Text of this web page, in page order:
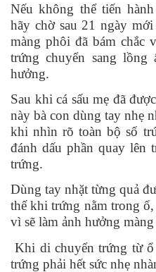
Nếu không thể tiến
hãy chờ sau 21 ngày
màng phôi đã bám chắc
trứng chuyển sang
hưởng.
Sau khi cá sấu mẹ đã
này bà con dùng tay nhẹ
khi nhìn rõ toàn bộ số
đánh dấu phần quay lên
trứng.
Dùng tay nhặt từng quả
thế khi trứng nằm trong
vì sẽ làm ảnh hưởng
Khi di chuyển trứng từ
trứng phải hết sức nhẹ